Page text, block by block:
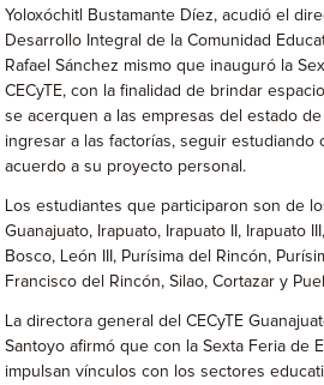
Yoloxóchitl Bustamante Díez, acudió el
Desarrollo Integral de la Comunidad
Rafael Sánchez mismo que inauguró la
CECyTE, con la finalidad de brindar
se acerquen a las empresas del estado
ingresar a las factorías, seguir estudiando
acuerdo a su proyecto personal.
Los estudiantes que participaron son de
Guanajuato, Irapuato, Irapuato II, Irapuato
Bosco, León III, Purísima del Rincón,
Francisco del Rincón, Silao, Cortazar y
La directora general del CECyTE
Santoyo afirmó que con la Sexta Feria de
impulsan vínculos con los sectores